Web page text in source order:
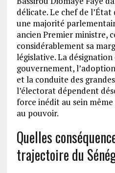
délicate. Le chef de
une majorité
ancien Premier ministre,
considérablement sa
législative. La désignation
gouvernement,
et la conduite des
l’électorat dépendent
force inédit au sein
au pouvoir.
Quelles
trajectoire du